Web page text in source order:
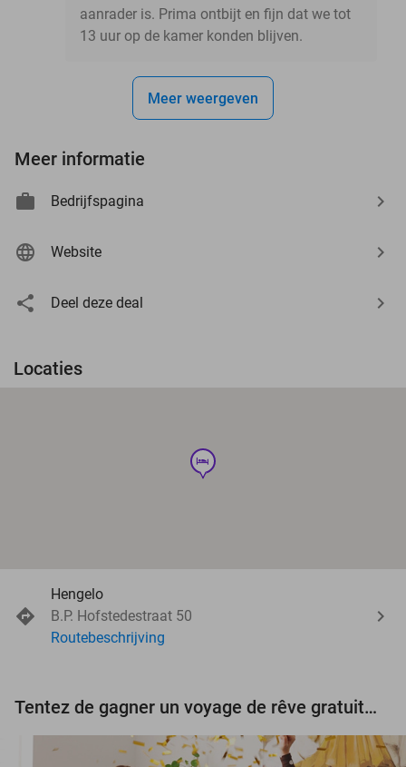
aanrader is. Prima ontbijt en fijn dat we tot
13 uur op de kamer konden blijven.
Meer weergeven
Meer informatie
Bedrijfspagina
Website
Deel deze deal
Locaties
hotel
Hengelo
B.P. Hofstedestraat 50
Routebeschrijving
Tentez de gagner un voyage de rêve gratuit d'une valeur de 3.000 € !